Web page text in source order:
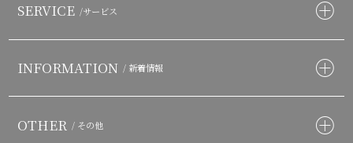
SERVICE /サービス
INFORMATION / 新着情報
OTHER / その他